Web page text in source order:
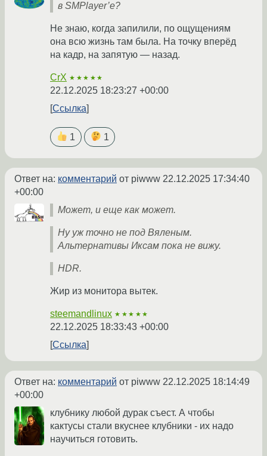
в SMPlayer’e?
Не знаю, когда запилили, по ощущениям
она всю жизнь там была. На точку вперёд
на кадр, на запятую — назад.
CrX ★★★★★
22.12.2025 18:23:27 +00:00
Ссылка
1 1
Ответ на: комментарий от piwww 22.12.2025 17:34:40
+00:00
Может, и еще как может.
Ну уж точно не под Вяленым.
Альтернативы Иксам пока не вижу.
HDR.
Жир из монитора вытек.
steemandlinux ★★★★★
22.12.2025 18:33:43 +00:00
Ссылка
Ответ на: комментарий от piwww 22.12.2025 18:14:49
+00:00
клубнику любой дурак съест. А чтобы
кактусы стали вкуснее клубники - их надо
научиться готовить.